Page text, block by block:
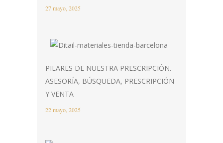
27 mayo, 2025
PILARES DE NUESTRA PRESCRIPCIÓN.
ASESORÍA, BÚSQUEDA, PRESCRIPCIÓN
Y VENTA
22 mayo, 2025